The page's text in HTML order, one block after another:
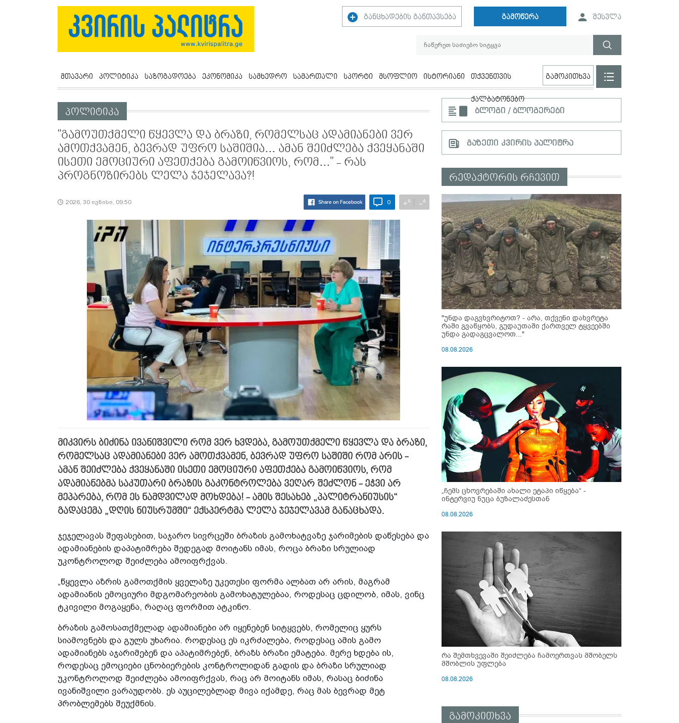
განცხადების განთავსება გამოწერა შესვლა
მთავარი პოლიტიკა საზოგადოება ეკონომიკა სამხედრო სამართალი სპორტი მსოფლიო ისტორიანი თქვენთვის
ქალბატონებო
გამოკითხვა
პოლიტიკა
"გამოუთქმელი წყევლა და ბრაზი, რომელსაც ადამიანები ვერ
ამოთქვამენ, ბევრად უფრო საშიშია... ამან შეიძლება ქვეყანაში
ისეთი ემოციური აფეთქება გამოიწვიოს, რომ..." - რას
პროგნოზირებს ლელა ჯეჯელავა?!
2026, 30 ივნისი, 09:50 0 +A −A
მიკვირს ბიძინა ივანიშვილი რომ ვერ ხვდება, გამოუთქმელი წყევლა და ბრაზი,
რომელსაც ადამიანები ვერ ამოთქვამენ, ბევრად უფრო საშიში რომ არის -
ამან შეიძლება ქვეყანაში ისეთი ემოციური აფეთქება გამოიწვიოს, რომ
ადამიანებმა საკუთარი ბრაზის გაკონტროლება ვეღარ შეძლონ - ეჭვი არ
მეპარება, რომ ეს ნამდვილად მოხდება! - ამის შესახებ „პალიტრანიუსის“
გადაცემა „დღის ნიუსრუმში“ ექსპერტმა ლელა ჯეჯელავამ განაცხადა.
ჯეჯელავას შეფასებით, საჯარო სივრცეში ბრაზის გამოხატვაზე ჯარიმების დაწესება და
ადამიანების დაპატიმრება შედეგად მოიტანს იმას, როცა ბრაზი სრულიად
უკონტროლოდ შეიძლება ამოიფრქვას.
„წყევლა აზრის გამოთქმის ყველაზე უკეთესი ფორმა ალბათ არ არის, მაგრამ
ადამიანის ემოციური მდგომარეობის გამოხატულებაა, როდესაც ცდილობ, იმას, ვინც
ტკივილი მოგაყენა, რაღაც ფორმით ატკინო.
ბრაზის გამოსათქმელად ადამიანები არ იყენებენ სიტყვებს, რომელიც ყურს
სიამოვნებს და გულს უხარია. როდესაც ეს იკრძალება, როდესაც ამის გამო
ადამიანებს აჯარიმებენ და აპატიმრებენ, ბრაზს ბრაზი ემატება. მერე ხდება ის,
როდესაც ემოციები ცნობიერების კონტროლიდან გადის და ბრაზი სრულიად
უკონტროლოდ შეიძლება ამოიფრქვას, რაც არ მოიტანს იმას, რასაც ბიძინა
ივანიშვილი ვარაუდობს. ეს აუცილებლად მივა იქამდე, რაც მას ბევრად მეტ
პრობლემებს შეუქმნის.
ბლოგი / ბლოგერები
გაზეთი კვირის პალიტრა
რედაქტორის რჩევით
"უნდა დაგვხვრიტოთ? - არა, თქვენი დახვრეტა
რაში გვაწყობს, გუდაუთაში ქართველ ტყვეებში
უნდა გადაგცვალოთ..."
08.08.2026
„ჩემს ცხოვრებაში ახალი ეტაპი იწყება“ -
ინტერვიუ ნუცა ბუზალაძესთან
08.08.2026
რა შემთხვევაში შეიძლება ჩამოერთვას მშობელს
მშობლის უფლება
08.08.2026
გამოკითხვა